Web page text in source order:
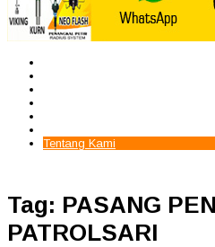
Tentang Kami
Tag: PASANG
PATROLSARI